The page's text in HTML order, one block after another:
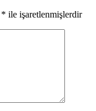
* ile işaretlenmişlerdir